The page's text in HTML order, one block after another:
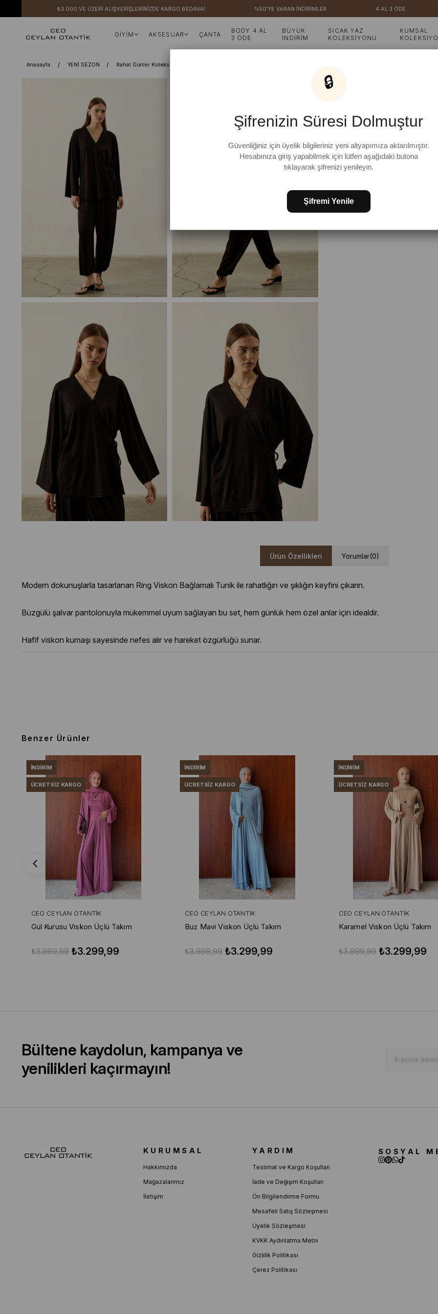
₺3.000 VE ÜZERİ ALIŞVERİŞLERİNİZDE KARGO BEDAVA! %50'YE VARAN İNDİRİMLER 4 AL 3 ÖDE
GİYİM AKSESUAR ÇANTA
BODY 4 AL
3 ÖDE
BÜYÜK
İNDİRİM
SICAK YAZ
KOLEKSİYONU
KUMSAL
Anasayfa YENİ SEZON Rahat Günler Koleksiyonu
Siyah Ring Viskon
FAVORILERE EKLE
Ürün Özellikleri Yorumlar(0)
Modern dokunuşlarla tasarlanan Ring Viskon Bağlamalı Tunik ile rahatlığın ve şıklığın keyfini çıkarın.
Büzgülü şalvar pantolonuyla mükemmel uyum sağlayan bu set, hem günlük hem özel anlar için idealdir.
Hafif viskon kumaşı sayesinde nefes alır ve hareket özgürlüğü sunar.
Benzer Ürünler
CEO CEYLAN OTANTIK
Gül Kurusu Viskon Üçlü Takım
₺3.299,99
₺3.999,99
İNDIRIM
ÜCRETSIZ KARGO
CEO CEYLAN OTANTIK
Buz Mavi Viskon Üçlü Takım
₺3.299,99
₺3.999,99
İNDIRIM
ÜCRETSIZ KARGO
CEO CEYLAN OTANTIK
Karamel Viskon Üçlü Takım
₺3.299,99
₺3.999,99
İNDIRIM
ÜCRETSIZ KARGO
Bültene kaydolun, kampanya ve
yenilikleri kaçırmayın!
KURUMSAL
Hakkımızda
Mağazalarımız
İletişim
YARDIM
Teslimat ve Kargo Koşulları
İade ve Değişim Koşulları
Ön Bilgilendirme Formu
Mesafeli Satış Sözleşmesi
Üyelik Sözleşmesi
KVKK Aydınlatma Metni
Gizlilik Politikası
Çerez Politikası
SOSYAL
🔒
Şifrenizin Süresi Dolmuştur
Güvenliğiniz için üyelik bilgileriniz yeni altyapımıza aktarılmıştır.
Hesabınıza giriş yapabilmek için lütfen aşağıdaki butona
tıklayarak şifrenizi yenileyin.
Şifremi Yenile